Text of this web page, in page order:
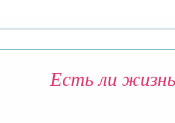
Есть ли